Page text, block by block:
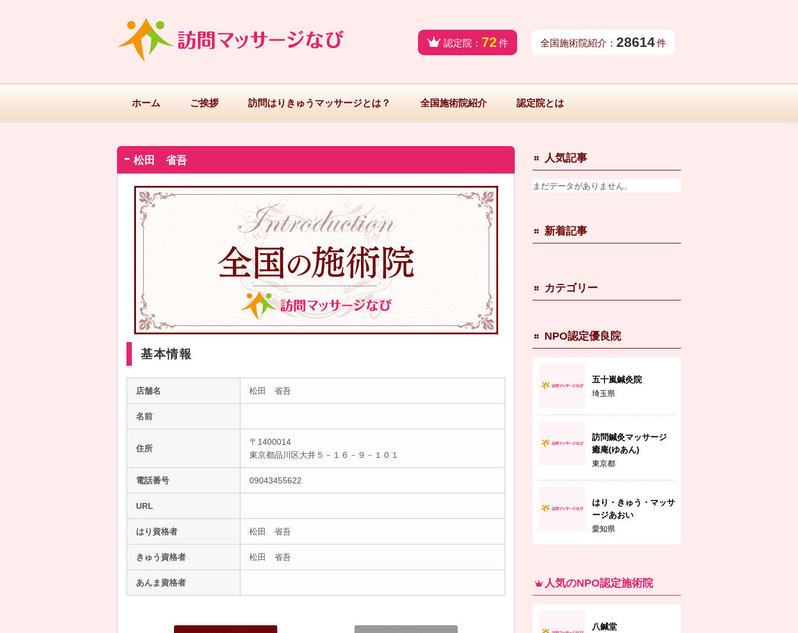
認定院： 72 件 全国施術院紹介： 28614件
ホーム ご挨拶 訪問はりきゅうマッサージとは？ 全国施術院紹介 認定院とは
松田 省吾
基本情報
店舗名 松田 省吾
名前
住所
〒1400014
東京都品川区大井５－１６－９－１０１
電話番号 09043455622
URL
はり資格者 松田 省吾
きゅう資格者 松田 省吾
あんま資格者
人気記事
まだデータがありません。
新着記事
カテゴリー
NPO認定優良院
五十嵐鍼灸院
埼玉県
訪問鍼灸マッサージ
癒庵(ゆあん)
東京都
はり・きゅう・マッサ
ージあおい
愛知県
人気のNPO認定施術院
八鍼堂